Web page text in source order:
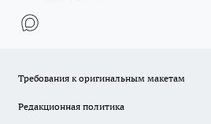
Требования к оригинальным макетам
Редакционная политика